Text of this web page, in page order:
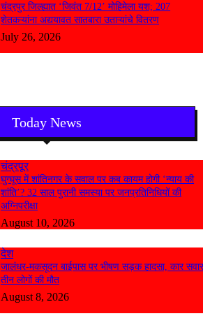
चंद्रपुर जिल्ह्यात ‘जिवंत 7/12’ मोहिमेला यश; 207
शेतकऱ्यांना अद्ययावत सातबारा उताऱ्यांचे वितरण
July 26, 2026
Today News
चंद्रपूर
घुग्घूस में शांतिनगर के सवाल पर कब कायम होगी ‘न्याय की
शांति’? 32 साल पुरानी समस्या पर जनप्रतिनिधियों की
अग्निपरीक्षा
August 10, 2026
देश
जालंधर-मकसूदन बाईपास पर भीषण सड़क हादसा, कार
तीन लोगों की मौत
August 8, 2026